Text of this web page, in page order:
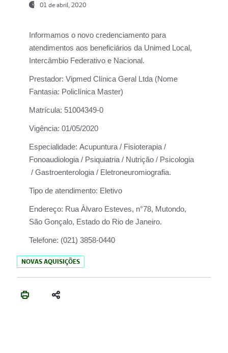
01 de abril, 2020
Informamos o novo credenciamento para
atendimentos aos beneficiários da Unimed Local,
Intercâmbio Federativo e Nacional.
Prestador: Vipmed Clínica Geral Ltda (Nome
Fantasia: Policlínica Master)
Matrícula: 51004349-0
Vigência: 01/05/2020
Especialidade: Acupuntura / Fisioterapia /
Fonoaudiologia / Psiquiatria / Nutrição / Psicologia
/ Gastroenterologia / Eletroneuromiografia.
Tipo de atendimento: Eletivo
Endereço: Rua Àlvaro Esteves, n°78, Mutondo,
São Gonçalo, Estado do Rio de Janeiro.
Telefone: (021) 3858-0440
NOVAS AQUISIÇÕES